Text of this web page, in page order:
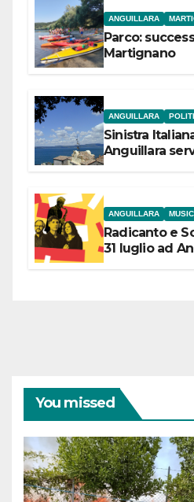
ANGUILLARA
Parco:
Martignano
ANGUILLARA
Sinistra
Anguillara
ANGUILLARA
Radicanto e
31 luglio ad
You missed